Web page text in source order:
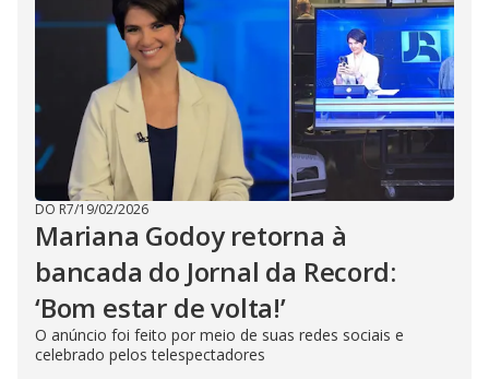
DO R7/19/02/2026
Mariana Godoy retorna à
bancada do Jornal da Record:
‘Bom estar de volta!’
O anúncio foi feito por meio de suas redes sociais e
celebrado pelos telespectadores